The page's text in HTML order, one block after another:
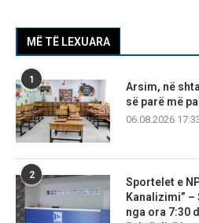
MË TË LEXUARA
1
Arsim, në
së parë më
06.08.2026
2
Sportelet e
Kanalizimi” –
nga ora 7:30